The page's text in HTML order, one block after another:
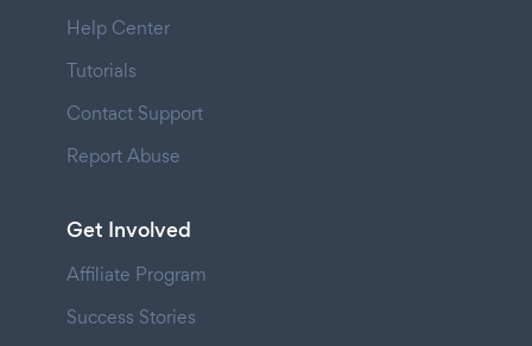
Help Center
Tutorials
Contact Support
Report Abuse
Get Involved
Affiliate Program
Success Stories